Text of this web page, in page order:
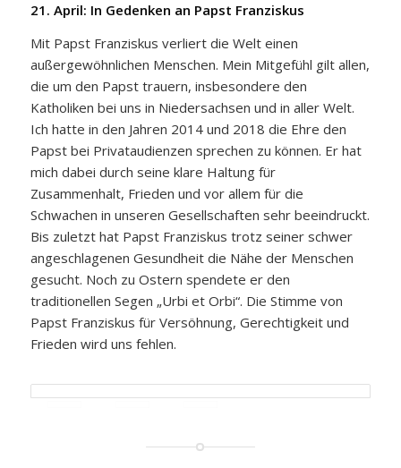
21. April: In Gedenken an Papst Franziskus
Mit Papst Franziskus verliert die Welt einen
außergewöhnlichen Menschen. Mein Mitgefühl gilt allen,
die um den Papst trauern, insbesondere den
Katholiken bei uns in Niedersachsen und in aller Welt.
Ich hatte in den Jahren 2014 und 2018 die Ehre den
Papst bei Privataudienzen sprechen zu können. Er hat
mich dabei durch seine klare Haltung für
Zusammenhalt, Frieden und vor allem für die
Schwachen in unseren Gesellschaften sehr beeindruckt.
Bis zuletzt hat Papst Franziskus trotz seiner schwer
angeschlagenen Gesundheit die Nähe der Menschen
gesucht. Noch zu Ostern spendete er den
traditionellen Segen „Urbi et Orbi“. Die Stimme von
Papst Franziskus für Versöhnung, Gerechtigkeit und
Frieden wird uns fehlen.